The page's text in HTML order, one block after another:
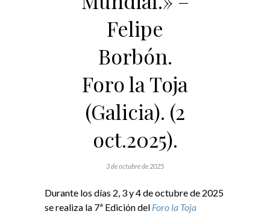
Felipe
Borbón.
Foro la Toja
(Galicia). (2
oct.2025).
3 de octubre de 2025
Durante los días 2, 3 y 4 de octubre de 2025
se realiza la 7ª Edición del Foro la Toja